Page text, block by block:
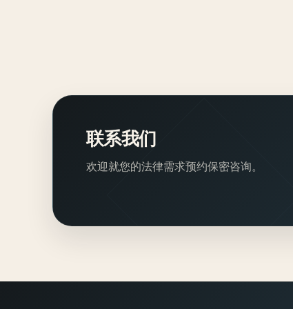
联系我们
欢迎就您的法律需求预约保密咨询。